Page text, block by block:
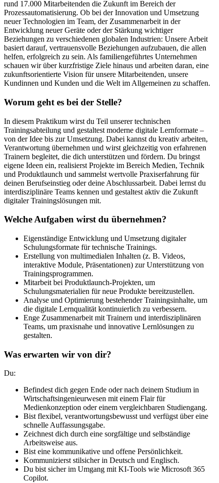
rund 17.000 Mitarbeitenden die Zukunft im Bereich der
Prozessautomatisierung. Ob bei der Innovation und Umsetzung
neuer Technologien im Team, der Zusammenarbeit in der
Entwicklung neuer Geräte oder der Stärkung wichtiger
Beziehungen zu verschiedenen globalen Industrien: Unsere Arbeit
basiert darauf, vertrauensvolle Beziehungen aufzubauen, die allen
helfen, erfolgreich zu sein. Als familiengeführtes Unternehmen
schauen wir über kurzfristige Ziele hinaus und arbeiten daran, eine
zukunftsorientierte Vision für unsere Mitarbeitenden, unsere
Kundinnen und Kunden und die Welt im Allgemeinen zu schaffen.
Worum geht es bei der Stelle?
In diesem Praktikum wirst du Teil unserer technischen
Trainingsabteilung und gestaltest moderne digitale Lernformate –
von der Idee bis zur Umsetzung. Dabei kannst du kreativ arbeiten,
Verantwortung übernehmen und wirst gleichzeitig von erfahrenen
Trainern begleitet, die dich unterstützen und fördern. Du bringst
eigene Ideen ein, realisierst Projekte im Bereich Medien, Technik
und Produktlaunch und sammelst wertvolle Praxiserfahrung für
deinen Berufseinstieg oder deine Abschlussarbeit. Dabei lernst du
interdisziplinäre Teams kennen und gestaltest aktiv die Zukunft
digitaler Trainingslösungen mit.
Welche Aufgaben wirst du übernehmen?
Eigenständige Entwicklung und Umsetzung digitaler
Schulungsformate für technische Trainings.
Erstellung von multimedialen Inhalten (z. B. Videos,
interaktive Module, Präsentationen) zur Unterstützung von
Trainingsprogrammen.
Mitarbeit bei Produktlaunch-Projekten, um
Schulungsmaterialien für neue Produkte bereitzustellen.
Analyse und Optimierung bestehender Trainingsinhalte, um
die digitale Lernqualität kontinuierlich zu verbessern.
Enge Zusammenarbeit mit Trainern und interdisziplinären
Teams, um praxisnahe und innovative Lernlösungen zu
gestalten.
Was erwarten wir von dir?
Du:
Befindest dich gegen Ende oder nach deinem Studium in
Wirtschaftsingenieurwesen mit einem Flair für
Medienkonzeption oder einem vergleichbaren Studiengang.
Bist flexibel, verantwortungsbewusst und verfügst über eine
schnelle Auffassungsgabe.
Zeichnest dich durch eine sorgfältige und selbständige
Arbeitsweise aus.
Bist eine kommunikative und offene Persönlichkeit.
Kommunizierst stilsicher in Deutsch und Englisch.
Du bist sicher im Umgang mit KI-Tools wie Microsoft 365
Copilot.